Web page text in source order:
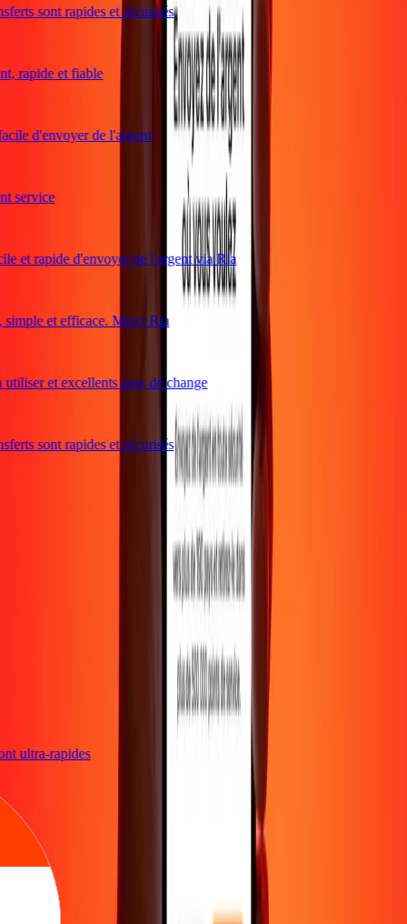
sont rapides et sécurisés
rapide et fiable
d'envoyer de l'argent
service
et rapide d'envoyer de l'argent via Ria
et efficace. Merci Ria
et excellents taux de change
sont rapides et sécurisés
ultra-rapides